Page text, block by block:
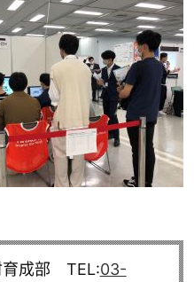
育成部 TEL:03-